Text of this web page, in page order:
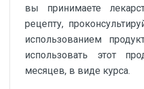
вы принимаете
рецепту,
использованием
использовать этот
месяцев, в виде курса.